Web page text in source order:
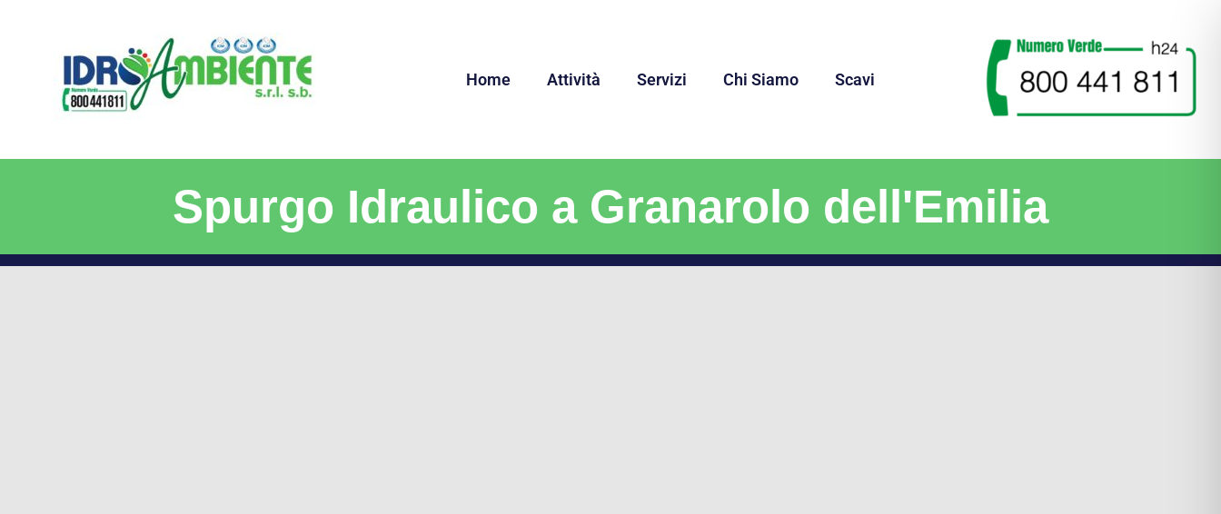
Home Attività Servizi Chi Siamo Scavi
Spurgo Idraulico a Granarolo dell'Emilia